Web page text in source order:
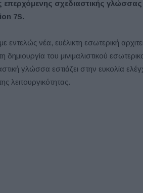
επερχόμενης σχεδιαστικής γλώσσας
7S.
νέα, ευέλικτη εσωτερική
του μινιμαλιστικού
γλώσσα εστιάζει στην ευκολία
λειτουργικότητας.